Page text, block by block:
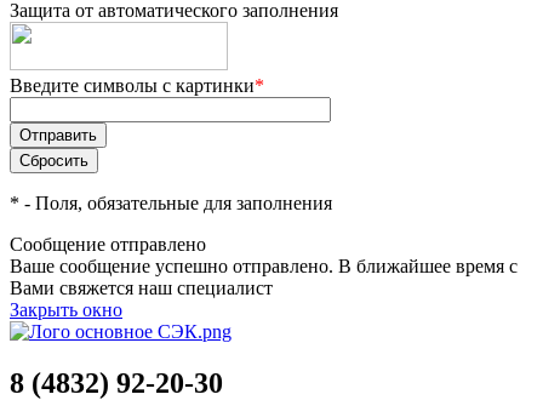
Защита от автоматического заполнения
Введите символы с картинки*
* - Поля, обязательные для заполнения
Сообщение отправлено
Ваше сообщение успешно отправлено. В ближайшее время с
Вами свяжется наш специалист
Закрыть окно
8 (4832) 92-20-30